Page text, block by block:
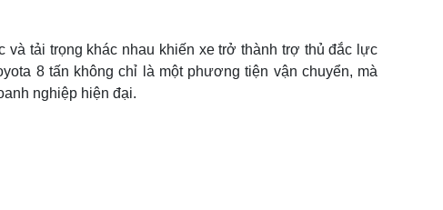
tải trọng khác nhau khiến xe trở thành trợ thủ đắc lực
8 tấn không chỉ là một phương tiện vận chuyển, mà
nghiệp hiện đại.